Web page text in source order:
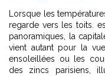
Lorsque les
regarde vers les toits.
panoramiques, la
vient autant pour la
ensoleillées ou les
des zincs parisiens,